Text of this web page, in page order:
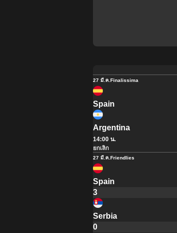
27 มี.ค.Finalissima
Spain
Argentina
14:00 น.
ยกเลิก
27 มี.ค.Friendlies
Spain
3
Serbia
0